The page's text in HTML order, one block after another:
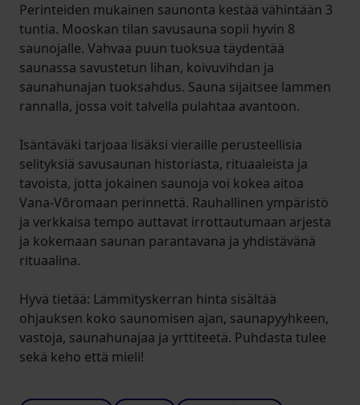
Perinteiden mukainen saunonta kestää vähintään 3
tuntia. Mooskan tilan savusauna sopii hyvin 8
saunojalle. Vahvaa puun tuoksua täydentää
saunassa savustetun lihan, koivuvihdan ja
saunahunajan tuoksahdus. Sauna sijaitsee lammen
rannalla, jossa voit talvella pulahtaa avantoon.
Isäntäväki tarjoaa lisäksi vieraille perusteellisia
selityksiä savusaunan historiasta, rituaaleista ja
tavoista, jotta jokainen saunoja voi kokea aitoa
Vana-Võromaan perinnettä. Rauhallinen ympäristö
ja verkkaisa tempo auttavat irrottautumaan arjesta
ja kokemaan saunan parantavana ja yhdistävänä
rituaalina.
Hyvä tietää: Lämmityskerran hinta sisältää
ohjauksen koko saunomisen ajan, saunapyyhkeen,
vastoja, saunahunajaa ja yrttiteetä. Puhdasta tulee
sekä keho että mieli!